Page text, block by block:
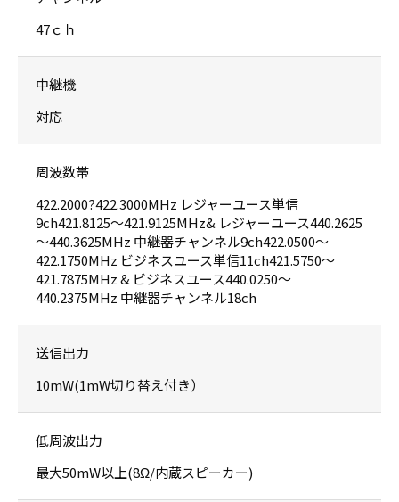
47ｃｈ
中継機
対応
周波数帯
422.2000?422.3000MHz レジャーユース単信
9ch421.8125～421.9125MHz& レジャーユース440.2625
～440.3625MHz 中継器チャンネル9ch422.0500～
422.1750MHz ビジネスユース単信11ch421.5750～
421.7875MHz & ビジネスユース440.0250〜
440.2375MHz 中継器チャンネル18ch
送信出力
10mW(1mW切り替え付き）
低周波出力
最大50mW以上(8Ω/内蔵スピーカー)